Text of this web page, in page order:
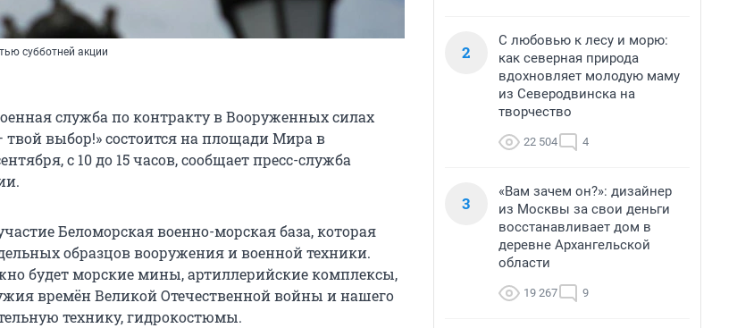
субботней акции
служба по контракту в Вооруженных силах
выбор!» состоится на площади Мира в
с 10 до 15 часов, сообщает пресс-служба
Беломорская военно-морская база, которая
образцов вооружения и военной техники.
будет морские мины, артиллерийские комплексы,
времён Великой Отечественной войны и нашего
технику, гидрокостюмы.
2
С любовью к лесу и морю:
как северная природа
вдохновляет молодую маму
из Северодвинска на
творчество
22 504 4
3
«Вам зачем он?»: дизайнер
из Москвы за свои деньги
восстанавливает дом в
деревне Архангельской
области
19 267 9